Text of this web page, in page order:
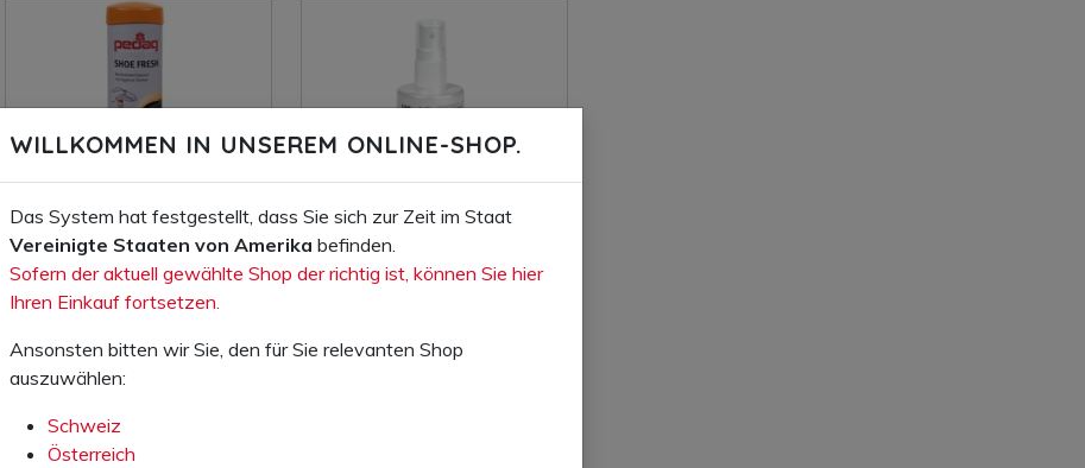
Ihr Preis exkl. MwSt.:
8,20 CHF
Artikelnummer: 82.000.00
Geruchsabsorber
Ihr Preis exkl. MwSt.:
Artikelnummer: 530070.00
WILLKOMMEN IN UNSEREM ONLINE-SHOP.
Das System hat festgestellt, dass Sie sich zur Zeit im Staat
Vereinigte Staaten von Amerika befinden.
Sofern der aktuell gewählte Shop der richtig ist, können Sie hier
Ihren Einkauf fortsetzen.
Ansonsten bitten wir Sie, den für Sie relevanten Shop
auszuwählen:
Schweiz
Österreich